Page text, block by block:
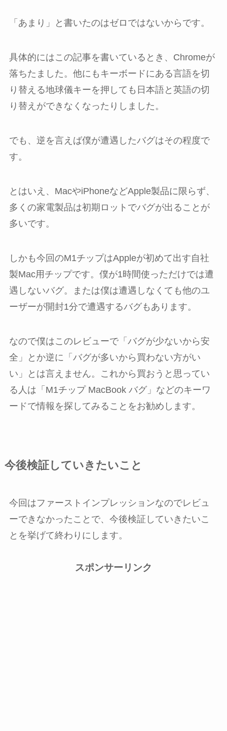
「あまり」と書いたのはゼロではないからです。
具体的にはこの記事を書いているとき、Chromeが
落ちたました。他にもキーボードにある言語を切
り替える地球儀キーを押しても日本語と英語の切
り替えができなくなったりしました。
でも、逆を言えば僕が遭遇したバグはその程度で
す。
とはいえ、MacやiPhoneなどApple製品に限らず、
多くの家電製品は初期ロットでバグが出ることが
多いです。
しかも今回のM1チップはAppleが初めて出す自社
製Mac用チップです。僕が1時間使っただけでは遭
遇しないバグ。または僕は遭遇しなくても他のユ
ーザーが開封1分で遭遇するバグもあります。
なので僕はこのレビューで「バグが少ないから安
全」とか逆に「バグが多いから買わない方がい
い」とは言えません。これから買おうと思ってい
る人は「M1チップ MacBook バグ」などのキーワ
ードで情報を探してみることをお勧めします。
今後検証していきたいこと
今回はファーストインプレッションなのでレビュ
ーできなかったことで、今後検証していきたいこ
とを挙げて終わりにします。
スポンサーリンク